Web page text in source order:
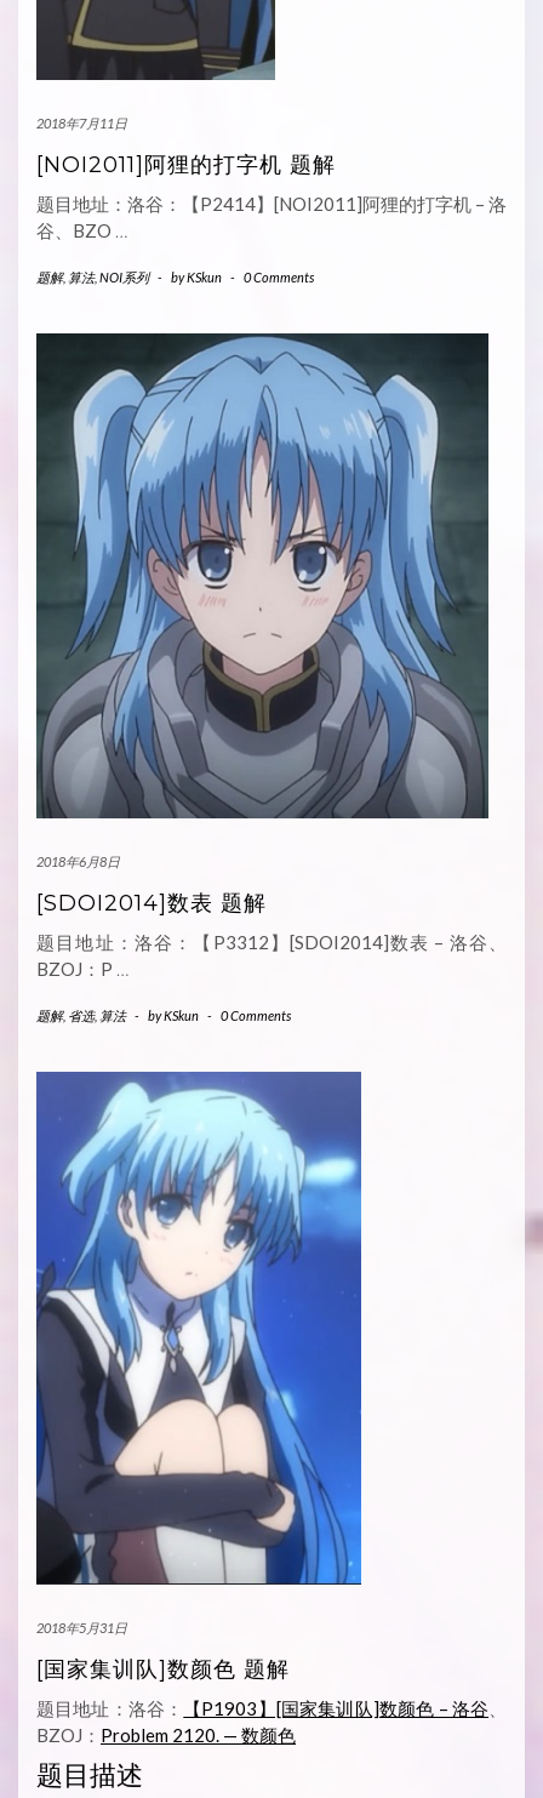
2018年7月11日
[NOI2011]阿狸的打字机 题解
题目地址：洛谷：【P2414】[NOI2011]阿狸的打字机 – 洛
谷、BZO …
题解, 算法, NOI系列 - byKSkun - 0 Comments
2018年6月8日
[SDOI2014]数表 题解
题目地址：洛谷：【P3312】[SDOI2014]数表 – 洛谷、
BZOJ：P …
题解, 省选, 算法 - byKSkun - 0 Comments
2018年5月31日
[国家集训队]数颜色 题解
题目地址：洛谷： 【P1903】[国家集训队]数颜色 – 洛谷
BZOJ： Problem 2120. — 数颜色
题目描述